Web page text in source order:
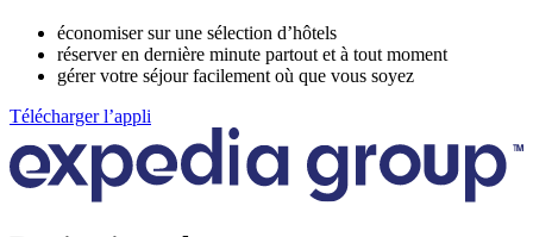
économiser sur une sélection d’hôtels
réserver en dernière minute partout et à tout moment
gérer votre séjour facilement où que vous soyez
Télécharger l’appli